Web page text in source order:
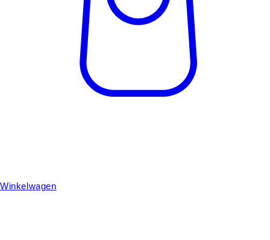
Winkelwagen